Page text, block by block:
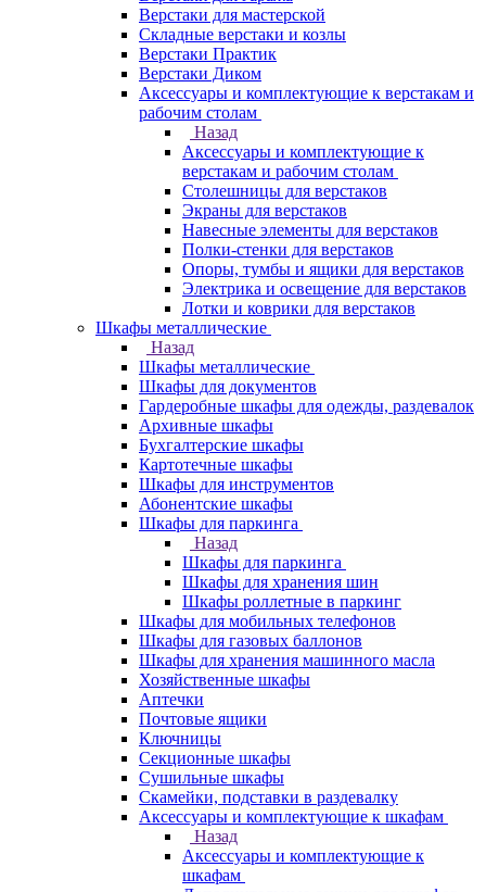
Верстаки для мастерской
Складные верстаки и козлы
Верстаки Практик
Верстаки Диком
Аксессуары и комплектующие к верстакам и
рабочим столам
Назад
Аксессуары и комплектующие к
верстакам и рабочим столам
Столешницы для верстаков
Экраны для верстаков
Навесные элементы для верстаков
Полки-стенки для верстаков
Опоры, тумбы и ящики для верстаков
Электрика и освещение для верстаков
Лотки и коврики для верстаков
Шкафы металлические
Назад
Шкафы металлические
Шкафы для документов
Гардеробные шкафы для одежды, раздевалок
Архивные шкафы
Бухгалтерские шкафы
Картотечные шкафы
Шкафы для инструментов
Абонентские шкафы
Шкафы для паркинга
Назад
Шкафы для паркинга
Шкафы для хранения шин
Шкафы роллетные в паркинг
Шкафы для мобильных телефонов
Шкафы для газовых баллонов
Шкафы для хранения машинного масла
Хозяйственные шкафы
Аптечки
Почтовые ящики
Ключницы
Секционные шкафы
Сушильные шкафы
Скамейки, подставки в раздевалку
Аксессуары и комплектующие к шкафам
Назад
Аксессуары и комплектующие к
шкафам